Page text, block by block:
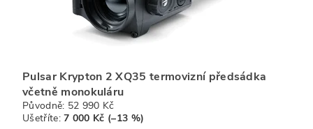
Pulsar Krypton 2 XQ35 termovizní předsádka
včetně monokuláru
Původně: 52 990 Kč
Ušetříte:7 000 Kč (–13 %)